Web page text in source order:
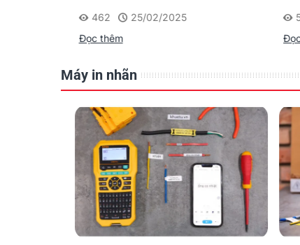
462
25/02/2025
Đọc thêm
Đọc
Máy in nhãn